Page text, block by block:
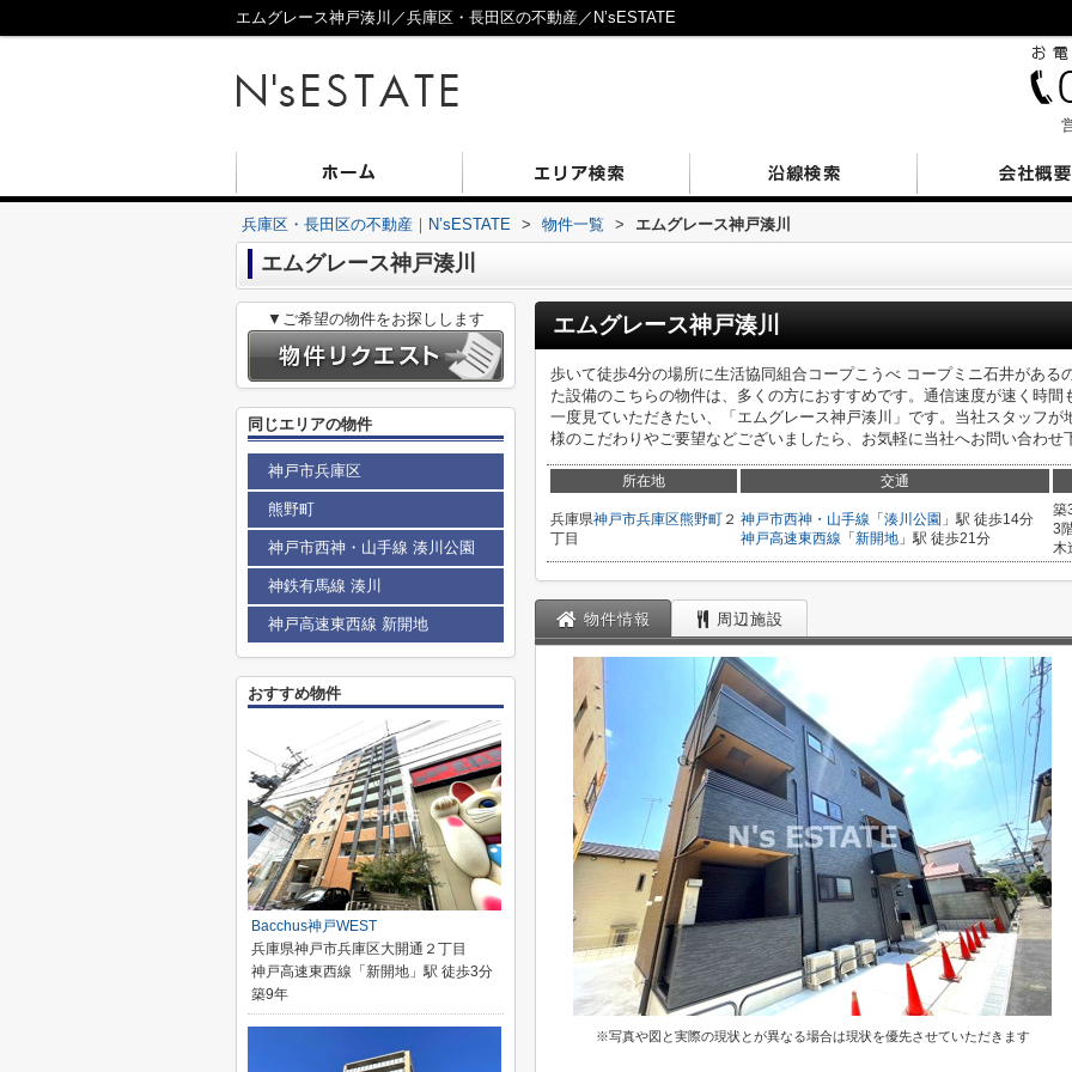
エムグレース神戸湊川／兵庫区・長田区の不動産／N’sESTATE
兵庫区・長田区の不動産｜N’sESTATE > 物件一覧 > エムグレース神戸湊川
エムグレース神戸湊川
エムグレース神戸湊川
歩いて徒歩4分の場所に生活協同組合コープこうべ コープミニ石井がある
た設備のこちらの物件は、多くの方におすすめです。通信速度が速く時
一度見ていただきたい、「エムグレース神戸湊川」です。当社スタッフ
様のこだわりやご要望などございましたら、お気軽に当社へお問い合わせ
所在地 交通
兵庫県神戸市兵庫区熊野町 ２
丁目
神戸市西神・山手線 「 湊川公園 」駅 徒歩14分
神戸高速東西線 「 新開地 」駅 徒歩21分
築
3
木
物件情報 周辺施設
※写真や図と実際の現状とが異なる場合は現状を優先させていただきます
▼ご希望の物件をお探しします
同じエリアの物件
神戸市兵庫区
熊野町
神戸市西神・山手線 湊川公園
神鉄有馬線 湊川
神戸高速東西線 新開地
おすすめ物件
Bacchus神戸WEST
兵庫県神戸市兵庫区大開通２丁目
神戸高速東西線「新開地」駅 徒歩3分
築9年